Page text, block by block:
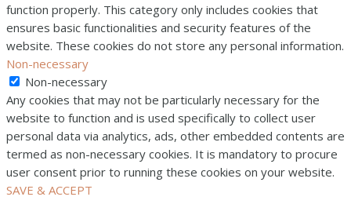
function properly. This category only includes cookies that
ensures basic functionalities and security features of the
website. These cookies do not store any personal information.
Non-necessary
Non-necessary
Any cookies that may not be particularly necessary for the
website to function and is used specifically to collect user
personal data via analytics, ads, other embedded contents are
termed as non-necessary cookies. It is mandatory to procure
user consent prior to running these cookies on your website.
SAVE & ACCEPT